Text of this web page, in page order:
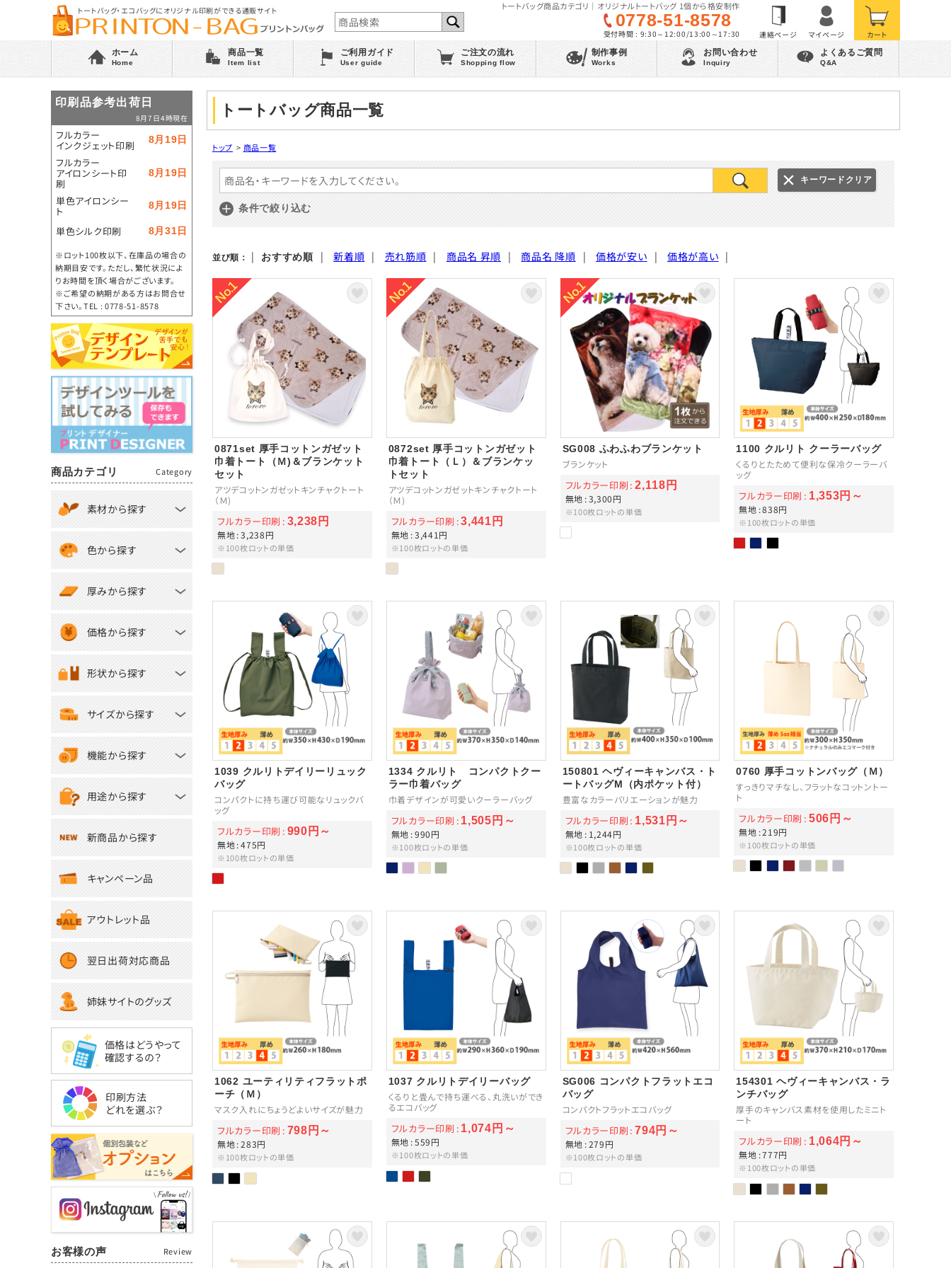
トートバッグ・エコバッグにオリジナル印刷ができる通販サイト トートバッグ商品カテゴリ｜オリジナルトートバッグ 1個から格安制作
0778-51-8578
受付時間 : 9:30～12:00/13:00～17:30
ホーム
Home
商品一覧
Item list
ご利用ガイド
User guide
ご注文の流れ
Shopping flow
制作事例
Works
お問い合わせ
Inquiry
よくあるご質問
Q&A
トートバッグ商品一覧
トップ > 商品一覧
キーワードクリア
条件で絞り込む
並び順： | おすすめ順 | 新着順 | 売れ筋順 | 商品名 昇順 | 商品名 降順 | 価格が安い | 価格が高い |
0871set 厚手コットンガゼット
巾着トート（Ｍ)＆ブランケット
セット
アツデコットンガゼットキンチャクトート
（Ｍ)
無地 3,238円
フルカラー印刷 3,238円
※100枚ロットの単価
0872set 厚手コットンガゼット
巾着トート（Ｌ）＆ブランケッ
トセット
アツデコットンガゼットキンチャクトート
（Ｍ)
無地 3,441円
フルカラー印刷 3,441円
※100枚ロットの単価
SG008 ふわふわブランケット
ブランケット
無地 3,300円
フルカラー印刷 2,118円
※100枚ロットの単価
1100 クルリト クーラーバッグ
くるりとたためて便利な保冷クーラーバ
ッグ
無地 838円
フルカラー印刷 1,353円～
※100枚ロットの単価
1039 クルリトデイリーリュック
バッグ
コンパクトに持ち運び可能なリュックバ
ッグ
無地 475円
フルカラー印刷 990円～
※100枚ロットの単価
1334 クルリト コンパクトクー
ラー巾着バッグ
巾着デザインが可愛いクーラーバッグ
無地 990円
フルカラー印刷 1,505円～
※100枚ロットの単価
150801 ヘヴィーキャンバス・ト
ートバッグM（内ポケット付）
豊富なカラーバリエーションが魅力
無地 1,244円
フルカラー印刷 1,531円～
※100枚ロットの単価
0760 厚手コットンバッグ（Ｍ）
すっきりマチなし、フラットなコットントー
ト
無地 219円
フルカラー印刷 506円～
※100枚ロットの単価
1062 ユーティリティフラットポ
ーチ（Ｍ）
マスク入れにちょうどよいサイズが魅力
無地 283円
フルカラー印刷 798円～
※100枚ロットの単価
1037 クルリトデイリーバッグ
くるりと畳んで持ち運べる、丸洗いができ
るエコバッグ
無地 559円
フルカラー印刷 1,074円～
※100枚ロットの単価
SG006 コンパクトフラットエコ
バッグ
コンパクトフラットエコバッグ
無地 279円
フルカラー印刷 794円～
※100枚ロットの単価
154301 ヘヴィーキャンバス・ラ
ンチバッグ
厚手のキャンバス素材を使用したミニト
ート
無地 777円
フルカラー印刷 1,064円～
※100枚ロットの単価
印刷品参考出荷日
8月7日4時現在
フルカラー
インクジェット印刷 8月19日
フルカラー
アイロンシート印
刷
8月19日
単色アイロンシー
ト 8月19日
単色シルク印刷 8月31日
※ロット100枚以下、在庫品の場合の
納期目安です。ただし、繁忙状況によ
りお時間を頂く場合がございます。
※ご希望の納期がある方はお問合せ
下さい。TEL : 0778-51-8578
商品カテゴリ Category
素材から探す
色から探す
厚みから探す
価格から探す
形状から探す
サイズから探す
機能から探す
用途から探す
新商品から探す
キャンペーン品
アウトレット品
翌日出荷対応商品
姉妹サイトのグッズ
価格はどうやって
確認するの？
印刷方法
どれを選ぶ？
お客様の声 Review